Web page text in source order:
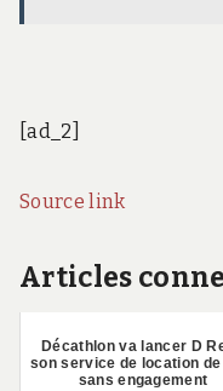
[ad_2]
Source link
Articles
Décathlon va lancer D
son service de location
sans engagement